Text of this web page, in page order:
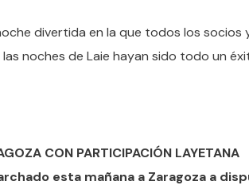
divertida en la que todos los socios
noches de Laie hayan sido todo un
CON PARTICIPACIÓN LAYETANA
esta mañana a Zaragoza a